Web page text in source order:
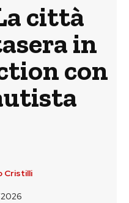
città
in
con
Cristilli